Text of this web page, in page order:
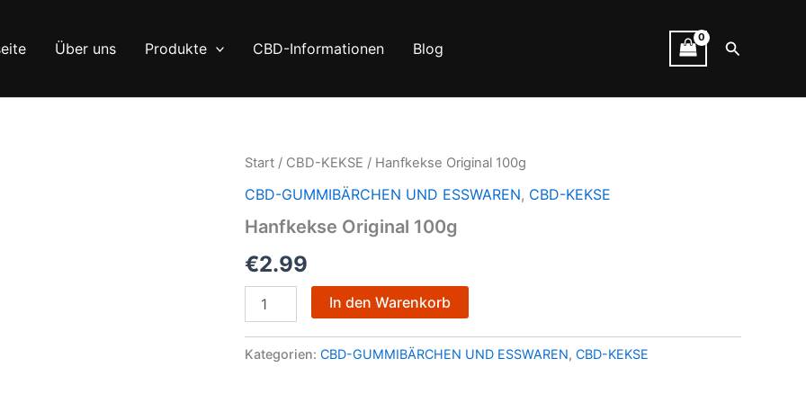
Über uns Produkte CBD-Informationen Blog Suchen
Start / CBD-KEKSE / Hanfkekse Original 100g
CBD-GUMMIBÄRCHEN UND ESSWAREN, CBD-KEKSE
Hanfkekse Original 100g
€2.99
Hanfkekse
100g
In den Warenkorb
Kategorien: CBD-GUMMIBÄRCHEN UND ESSWAREN, CBD-KEKSE